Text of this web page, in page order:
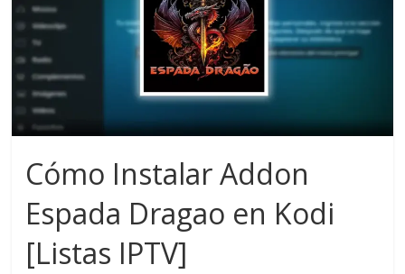
Cómo Instalar Addon
Espada Dragao en Kodi
[Listas IPTV]